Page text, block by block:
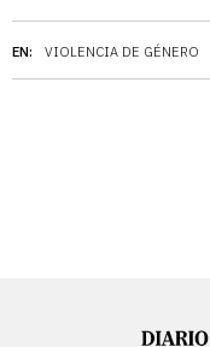
EN: VIOLENCIA DE GÉNERO